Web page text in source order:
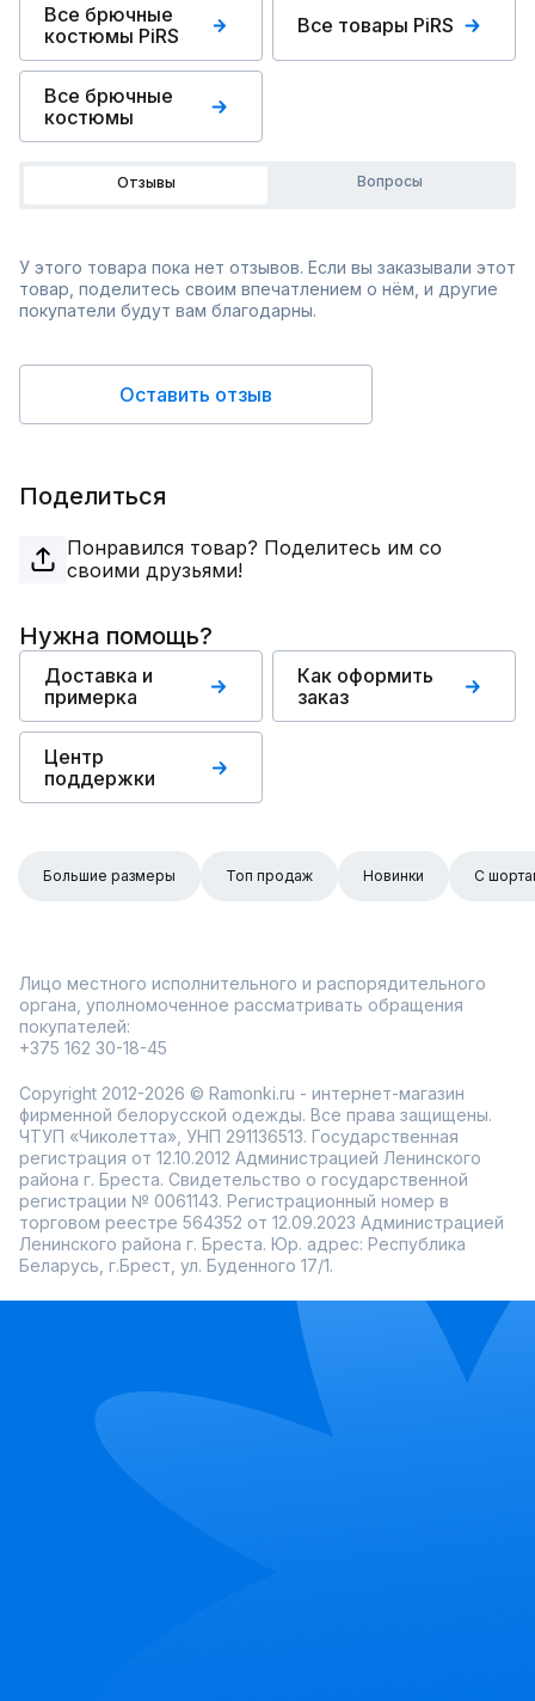
Все брючные
костюмы PiRS
Все товары PiRS
Все брючные
костюмы
Отзывы Вопросы
У этого товара пока нет отзывов. Если вы заказывали этот
товар, поделитесь своим впечатлением о нём, и другие
покупатели будут вам благодарны.
Оставить отзыв
Поделиться
Понравился товар? Поделитесь им со
своими друзьями!
Нужна помощь?
Доставка и
примерка
Как оформить
заказ
Центр
поддержки
Большие размеры Топ продаж Новинки С
Лицо местного исполнительного и распорядительного
органа, уполномоченное рассматривать обращения
покупателей:
+375 162 30-18-45
Copyright 2012-2026 © Ramonki.ru - интернет-магазин
фирменной белорусской одежды. Все права защищены.
ЧТУП «Чиколетта», УНП 291136513. Государственная
регистрация от 12.10.2012 Администрацией Ленинского
района г. Бреста. Свидетельство о государственной
регистрации № 0061143. Регистрационный номер в
торговом реестре 564352 от 12.09.2023 Администрацией
Ленинского района г. Бреста. Юр. адрес: Республика
Беларусь, г.Брест, ул. Буденного 17/1.